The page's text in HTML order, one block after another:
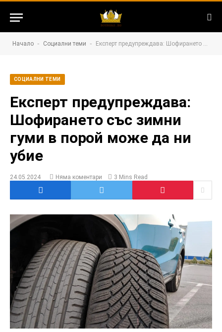
Начало - Социални теми - Експерт предупреждава: Шофирането със зимни гуми в порой може да ни убие
СОЦИАЛНИ ТЕМИ
Експерт предупреждава:
Шофирането със зимни
гуми в порой може да ни
убие
24.05.2024 Няма коментари 3 Mins Read